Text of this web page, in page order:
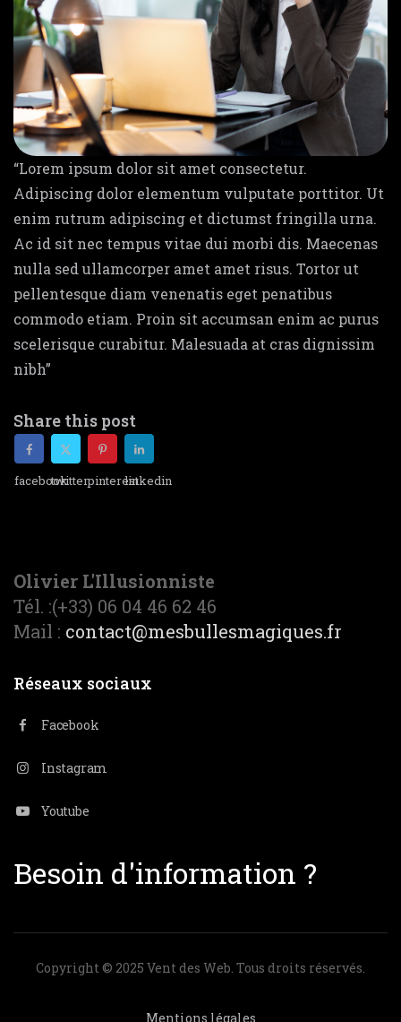
“Lorem ipsum dolor sit amet consectetur.
Adipiscing dolor elementum vulputate porttitor. Ut
enim rutrum adipiscing et dictumst fringilla urna.
Ac id sit nec tempus vitae dui morbi dis. Maecenas
nulla sed ullamcorper amet amet risus. Tortor ut
pellentesque diam venenatis eget penatibus
commodo etiam. Proin sit accumsan enim ac purus
scelerisque curabitur. Malesuada at cras dignissim
nibh”
Share this post
facebooktwitterpinterestlinkedin
Olivier L'Illusionniste
Tél. :(+33) 06 04 46 62 46
Mail : contact@mesbullesmagiques.fr
Réseaux sociaux
Facebook
Instagram
Youtube
Besoin d'information ?
Copyright © 2025 Vent des Web. Tous droits réservés.
Mentions légales